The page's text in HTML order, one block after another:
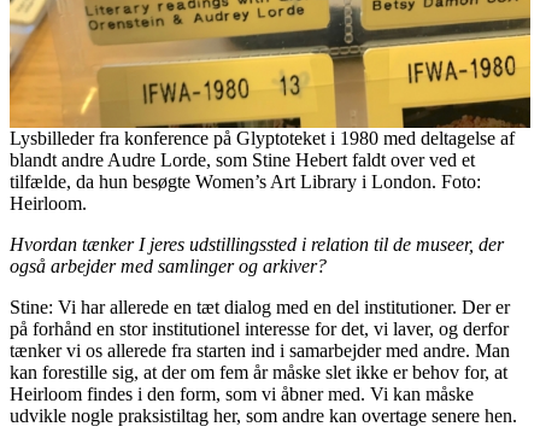
Lysbilleder fra konference på Glyptoteket i 1980 med deltagelse af
blandt andre Audre Lorde, som Stine Hebert faldt over ved et
tilfælde, da hun besøgte Women’s Art Library i London. Foto:
Heirloom.
Hvordan tænker I jeres udstillingssted i relation til de museer, der
også arbejder med samlinger og arkiver?
Stine: Vi har allerede en tæt dialog med en del institutioner. Der er
på forhånd en stor institutionel interesse for det, vi laver, og derfor
tænker vi os allerede fra starten ind i samarbejder med andre. Man
kan forestille sig, at der om fem år måske slet ikke er behov for, at
Heirloom findes i den form, som vi åbner med. Vi kan måske
udvikle nogle praksistiltag her, som andre kan overtage senere hen.